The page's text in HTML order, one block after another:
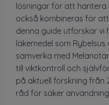
lösningar för att hantera
också kombineras för
denna guide utforskar vi
läkemedel som Rybelsus
samverka med
till viktkontroll och
på aktuell forskning från
råd för säker